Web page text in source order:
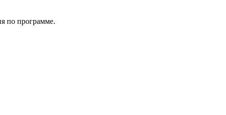
по программе.